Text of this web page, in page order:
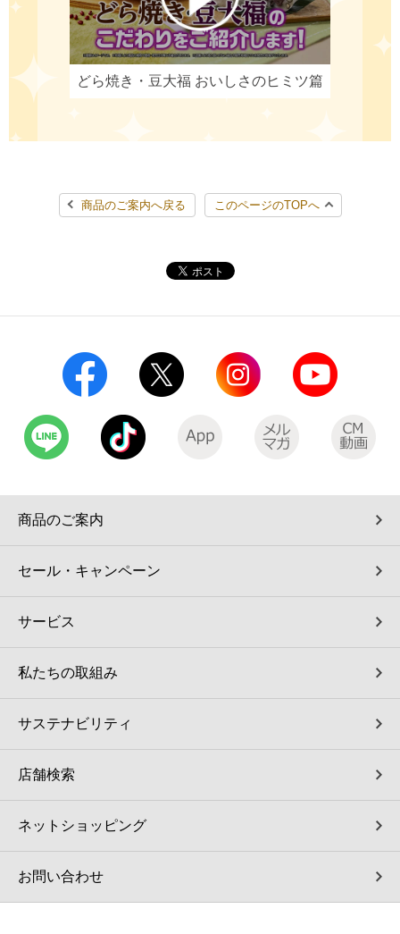
どら焼き・豆大福 おいしさのヒミツ篇
商品のご案内へ戻る このページのTOPへ
商品のご案内
セール・キャンペーン
サービス
私たちの取組み
サステナビリティ
店舗検索
ネットショッピング
お問い合わせ